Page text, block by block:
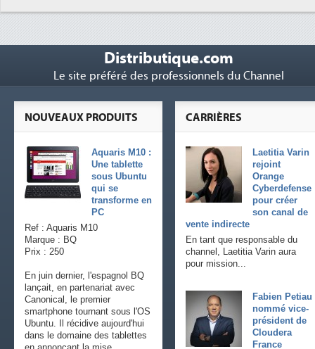
Distributique.com
Le site préféré des professionnels du Channel
CARRIÈRES
Laetitia Varin
rejoint
Orange
Cyberdefense
pour créer
son canal de
vente indirecte
En tant que responsable du
channel, Laetitia Varin aura
pour mission...
Fabien Petiau
nommé vice-
président de
Cloudera
France
NOUVEAUX PRODUITS
Aquaris M10 :
Une tablette
sous Ubuntu
qui se
transforme en
PC
Ref : Aquaris M10
Marque : BQ
Prix : 250
En juin dernier, l'espagnol BQ
lançait, en partenariat avec
Canonical, le premier
smartphone tournant sous l'OS
Ubuntu. Il récidive aujourd'hui
dans le domaine des tablettes